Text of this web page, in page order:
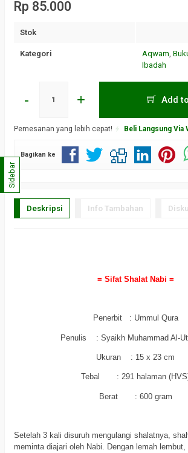
Rp 85.000
Stok
Kategori Aqwam,
Ibadah
- + Add
Pemesanan yang lebih cepat! Beli Langsung Via
Bagikan ke
Deskripsi Info Tambahan
= Sifat Shalat Nabi =
Penerbit : Ummul Qura
Penulis : Syaikh Muhammad Al-
Ukuran : 15 x 23 cm
Tebal : 291 halaman
Berat : 600 gram
Setelah 3 kali disuruh mengulangi shalatnya,
meminta diajari oleh Nabi. Dengan lemah lembut,
Sidebar